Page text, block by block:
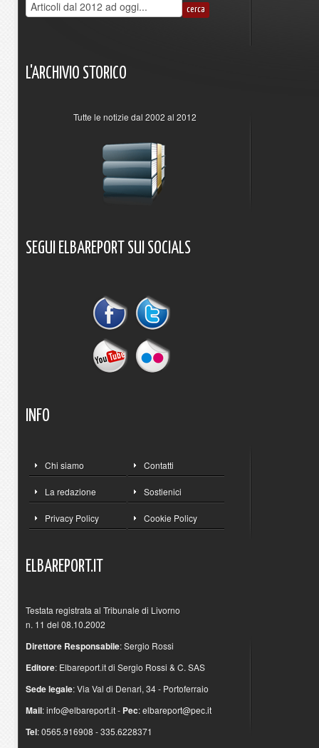
L'ARCHIVIO STORICO
Tutte le notizie dal 2002 al 2012
SEGUI ELBAREPORT SUI SOCIALS
INFO
Chi siamo Contatti
La redazione Sostienici
Privacy Policy Cookie Policy
ELBAREPORT.IT
Testata registrata al Tribunale di Livorno
n. 11 del 08.10.2002
Direttore Responsabile: Sergio Rossi
Editore: Elbareport.it di Sergio Rossi & C. SAS
Sede legale: Via Val di Denari, 34 - Portoferraio
Mail:info@elbareport.it- Pec:elbareport@pec.it
Tel: 0565.916908 - 335.6228371